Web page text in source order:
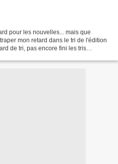
pour les nouvelles... mais que
mon retard dans le tri de l'édition
de tri, pas encore fini les tris